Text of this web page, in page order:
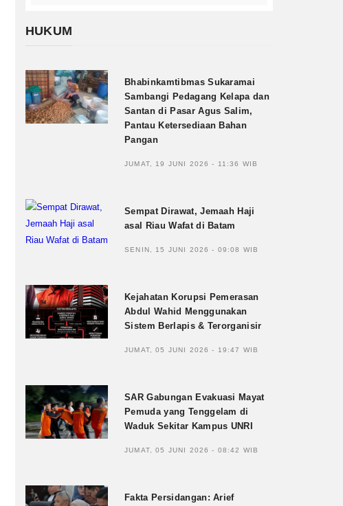
HUKUM
Bhabinkamtibmas Sukaramai
Sambangi Pedagang Kelapa dan
Santan di Pasar Agus Salim,
Pantau Ketersediaan Bahan
Pangan
JUMAT, 19 JUNI 2026 - 11:36 WIB
Sempat Dirawat, Jemaah Haji
asal Riau Wafat di Batam
SENIN, 15 JUNI 2026 - 09:08 WIB
Kejahatan Korupsi Pemerasan
Abdul Wahid Menggunakan
Sistem Berlapis & Terorganisir
JUMAT, 05 JUNI 2026 - 19:47 WIB
SAR Gabungan Evakuasi Mayat
Pemuda yang Tenggelam di
Waduk Sekitar Kampus UNRI
JUMAT, 05 JUNI 2026 - 08:42 WIB
Fakta Persidangan: Arief